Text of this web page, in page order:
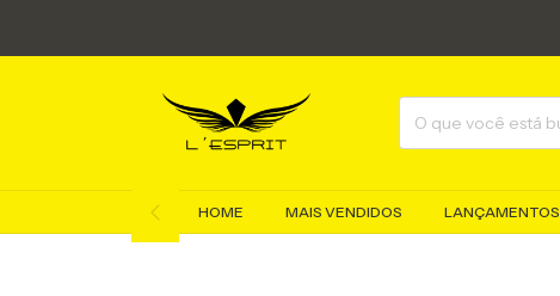
HOME MAIS VENDIDOS LANÇAMENTOS